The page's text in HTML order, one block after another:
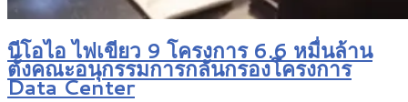
บีโอไอ ไฟเขียว 9 โครงการ 6.6 หมื่นล้าน
ตั้งคณะอนุกรรมการกลั่นกรองโครงการ
Data Center